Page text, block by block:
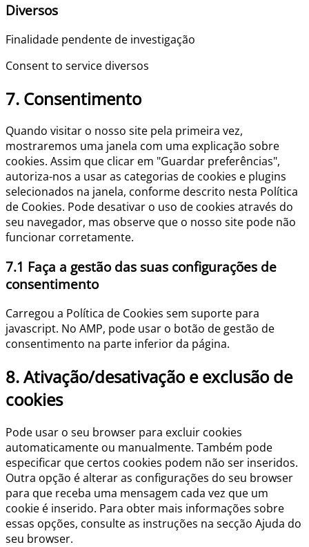
Diversos
Finalidade pendente de investigação
Consent to service diversos
7. Consentimento
Quando visitar o nosso site pela primeira vez,
mostraremos uma janela com uma explicação sobre
cookies. Assim que clicar em "Guardar preferências",
autoriza-nos a usar as categorias de cookies e plugins
selecionados na janela, conforme descrito nesta Política
de Cookies. Pode desativar o uso de cookies através do
seu navegador, mas observe que o nosso site pode não
funcionar corretamente.
7.1 Faça a gestão das suas configurações de
consentimento
Carregou a Política de Cookies sem suporte para
javascript. No AMP, pode usar o botão de gestão de
consentimento na parte inferior da página.
8. Ativação/desativação e exclusão de
cookies
Pode usar o seu browser para excluir cookies
automaticamente ou manualmente. Também pode
especificar que certos cookies podem não ser inseridos.
Outra opção é alterar as configurações do seu browser
para que receba uma mensagem cada vez que um
cookie é inserido. Para obter mais informações sobre
essas opções, consulte as instruções na secção Ajuda do
seu browser.